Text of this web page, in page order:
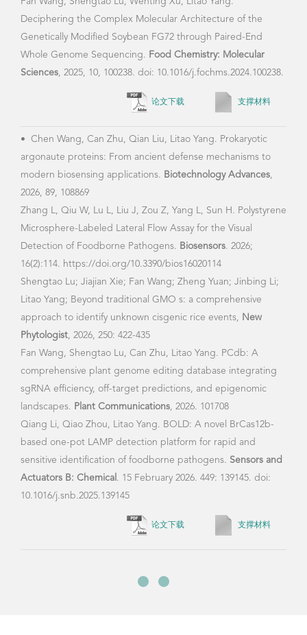
国家自然科学基金委青年科学基金项目《转
基因抗虫水稻非预期效应系统生物学评价技
国家863计划专项课题《4种动物外来疫病通
973子课题《外源基因引发非预期效应的分子
基础》；
上海市国际科技合作基金项目《转基因水稻
检测技术研究及内标准基因协同验证》；
国家自然科学基金面上项目 《基于重测序技
术的转基因水稻分子特征分析及非预期效应
评价》
国家科技重大专项《转基因产品检测标准物
质制备》
国家科技重大专项 《转基因产品快速、高通
量检测技术》
国家科技重大专项 《转基因牛和羊转基因性
状检测及其自然生态影响监测技术》
863计划子课题 《水稻智能不育系的创制与
应用》
支撑计划子课题 《食品致敏原分子检测技术
研究》
学生培养
在读学生 毕业学生
博士研究生：朱早兵 王晨 郭永坤 王凡
硕士研究生：卢泳仪 卢盛韬 尚彬彬 陈露